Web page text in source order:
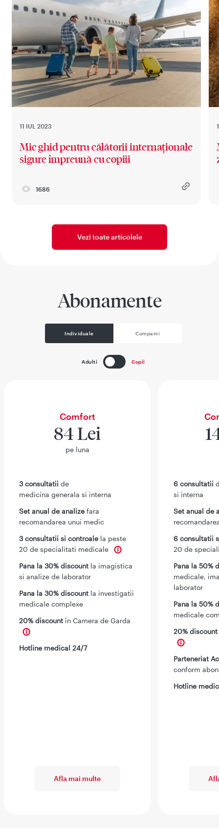
11 IUL 2023
Mic ghid pentru călătorii internaționale
sigure împreună cu copiii
1686
Vezi toate articolele
Abonamente
Individuale Companii
Adulti Copii
Comfort
84 Lei
pe luna
3 consultatii de
medicina generala si interna
Set anual de analize fara
recomandarea unui medic
3 consultatii si controale la peste
20 de specialitati medicale
Pana la 30% discount la imagistica
si analize de laborator
Pana la 30% discount la investigatii
medicale complexe
20% discount în Camera de Garda
Hotline medical 24/7
Afla mai multe
6 consultatii
si interna
Set anual de
6 consultatii
20 de
Pana la 50%
medicale,
laborator
Pana la 50%
medicale
20%
Parteneriat
conform
Hotline